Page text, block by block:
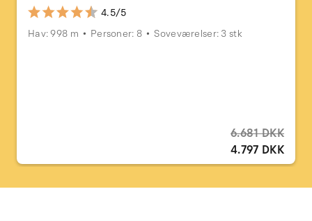
4.5/5
Hav: 998 m
Personer: 8 Soveværelser: 3 stk
6.681 DKK
4.797 DKK